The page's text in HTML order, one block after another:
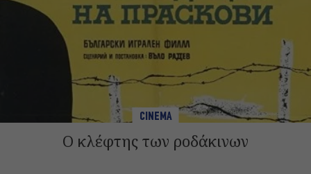
CINEMA
Ο κλέφτης των ροδάκινων